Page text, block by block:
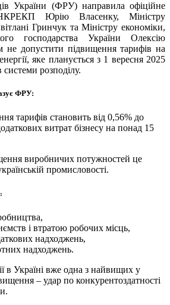
України (ФРУ) направила офіційне
Юрію Власенку, Міністру
Гринчук та Міністру економіки,
господарства України Олексію
не допустити підвищення тарифів на
яке планується з 1 вересня 2025
системи розподілу.
ФРУ:
тарифів становить від 0,56% до
витрат бізнесу на понад 15
виробничих потужностей це
промисловості.
і втратою робочих місць,
надходжень,
надходжень.
в Україні вже одна з найвищих у
– удар по конкурентоздатності